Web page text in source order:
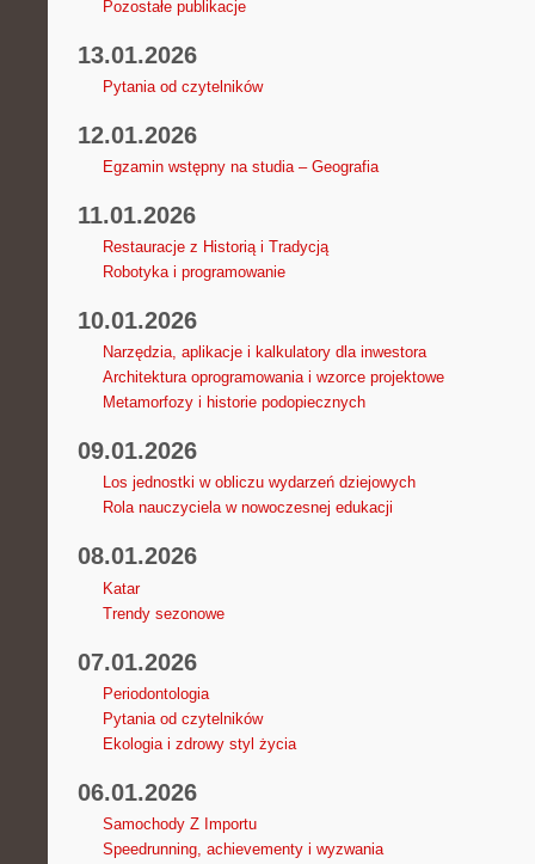
Pozostałe publikacje
13.01.2026
Pytania od czytelników
12.01.2026
Egzamin wstępny na studia – Geografia
11.01.2026
Restauracje z Historią i Tradycją
Robotyka i programowanie
10.01.2026
Narzędzia, aplikacje i kalkulatory dla inwestora
Architektura oprogramowania i wzorce projektowe
Metamorfozy i historie podopiecznych
09.01.2026
Los jednostki w obliczu wydarzeń dziejowych
Rola nauczyciela w nowoczesnej edukacji
08.01.2026
Katar
Trendy sezonowe
07.01.2026
Periodontologia
Pytania od czytelników
Ekologia i zdrowy styl życia
06.01.2026
Samochody Z Importu
Speedrunning, achievementy i wyzwania